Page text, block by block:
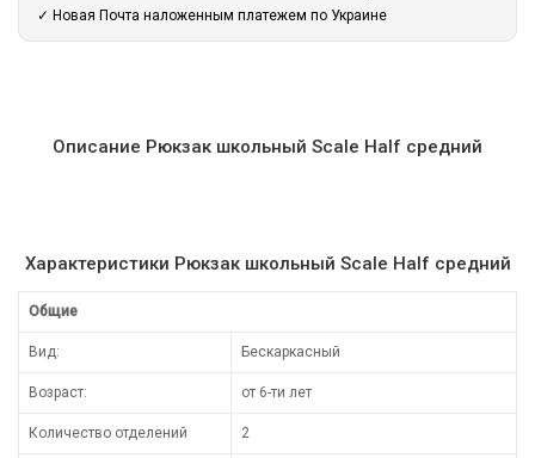
✓ Новая Почта наложенным платежем по Украине
Описание Рюкзак школьный Scale Half средний
Характеристики Рюкзак школьный Scale Half средний
Общие
Вид: Бескаркасный
Возраст: от 6-ти лет
Количество отделений 2